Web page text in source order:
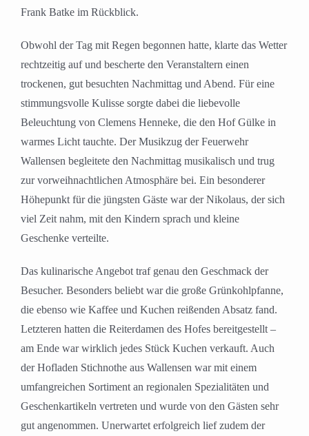
Frank Batke im Rückblick.
Obwohl der Tag mit Regen begonnen hatte, klarte das Wetter
rechtzeitig auf und bescherte den Veranstaltern einen
trockenen, gut besuchten Nachmittag und Abend. Für eine
stimmungsvolle Kulisse sorgte dabei die liebevolle
Beleuchtung von Clemens Henneke, die den Hof Gülke in
warmes Licht tauchte. Der Musikzug der Feuerwehr
Wallensen begleitete den Nachmittag musikalisch und trug
zur vorweihnachtlichen Atmosphäre bei. Ein besonderer
Höhepunkt für die jüngsten Gäste war der Nikolaus, der sich
viel Zeit nahm, mit den Kindern sprach und kleine
Geschenke verteilte.
Das kulinarische Angebot traf genau den Geschmack der
Besucher. Besonders beliebt war die große Grünkohlpfanne,
die ebenso wie Kaffee und Kuchen reißenden Absatz fand.
Letzteren hatten die Reiterdamen des Hofes bereitgestellt –
am Ende war wirklich jedes Stück Kuchen verkauft. Auch
der Hofladen Stichnothe aus Wallensen war mit einem
umfangreichen Sortiment an regionalen Spezialitäten und
Geschenkartikeln vertreten und wurde von den Gästen sehr
gut angenommen. Unerwartet erfolgreich lief zudem der